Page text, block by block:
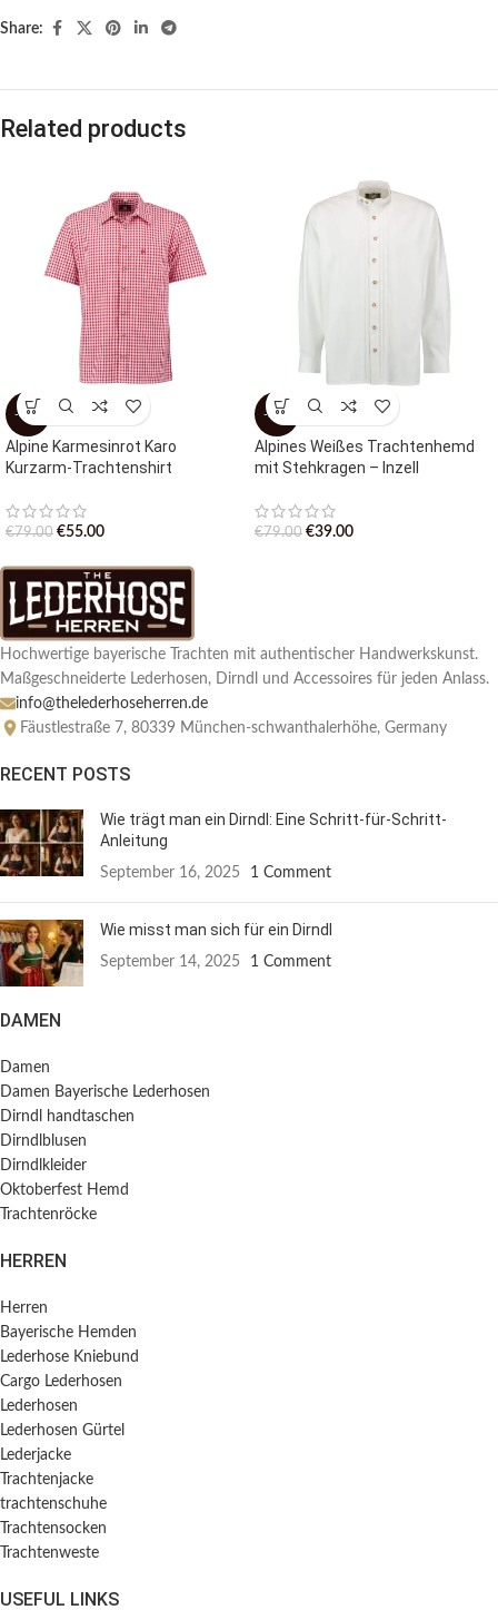
Share:
Related products
-30%
Alpine Karmesinrot Karo
Kurzarm-Trachtenshirt
€79.00 €55.00
-51%
Alpines Weißes Trachtenhemd
mit Stehkragen – Inzell
€79.00 €39.00
Hochwertige bayerische Trachten mit authentischer Handwerkskunst.
Maßgeschneiderte Lederhosen, Dirndl und Accessoires für jeden Anlass.
info@thelederhoseherren.de
Fäustlestraße 7, 80339 München-schwanthalerhöhe, Germany
RECENT POSTS
Wie trägt man ein Dirndl: Eine Schritt-für-Schritt-
Anleitung
September 16, 2025 1 Comment
Wie misst man sich für ein Dirndl
September 14, 2025 1 Comment
DAMEN
Damen
Damen Bayerische Lederhosen
Dirndl handtaschen
Dirndlblusen
Dirndlkleider
Oktoberfest Hemd
Trachtenröcke
HERREN
Herren
Bayerische Hemden​
Lederhose Kniebund
Cargo Lederhosen
Lederhosen
Lederhosen Gürtel
Lederjacke
Trachtenjacke
trachtenschuhe
Trachtensocken
Trachtenweste
USEFUL LINKS